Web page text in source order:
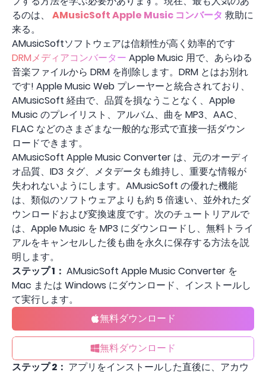
るのは、 AMusicSoft Apple Music コンバータ 救助に
来る。
AMusicSoftソフトウェアは信頼性が高く効率的です
DRMメディアコンバーター Apple Music 用で、あらゆる
音楽ファイルから DRM を削除します。DRM とはお別れ
です! Apple Music Web プレーヤーと統合されており、
AMusicSoft 経由で、品質を損なうことなく、Apple
Music のプレイリスト、アルバム、曲を MP3、AAC、
FLAC などのさまざまな一般的な形式で直接一括ダウン
ロードできます。
AMusicSoft Apple Music Converter は、元のオーディ
オ品質、ID3 タグ、メタデータも維持し、重要な情報が
失われないようにします。AMusicSoft の優れた機能
は、類似のソフトウェアよりも約 5 倍速い、並外れたダ
ウンロードおよび変換速度です。次のチュートリアルで
は、Apple Music を MP3 にダウンロードし、無料トライ
アルをキャンセルした後も曲を永久に保存する方法を説
明します。
ステップ 1： AMusicSoft Apple Music Converter を
Mac または Windows にダウンロード、インストールし
て実行します。
無料ダウンロード
無料ダウンロード
ステップ 2： アプリをインストールした直後に、アカウ